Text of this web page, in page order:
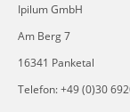
Ipilum GmbH
Am Berg 7
16341 Panketal
Telefon: +49 (0)30